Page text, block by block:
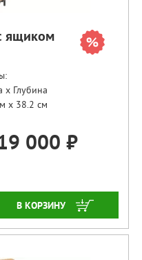
ящиком
x Глубина
x 38.2 см
000 ₽
ЗАКАЗАТЬ